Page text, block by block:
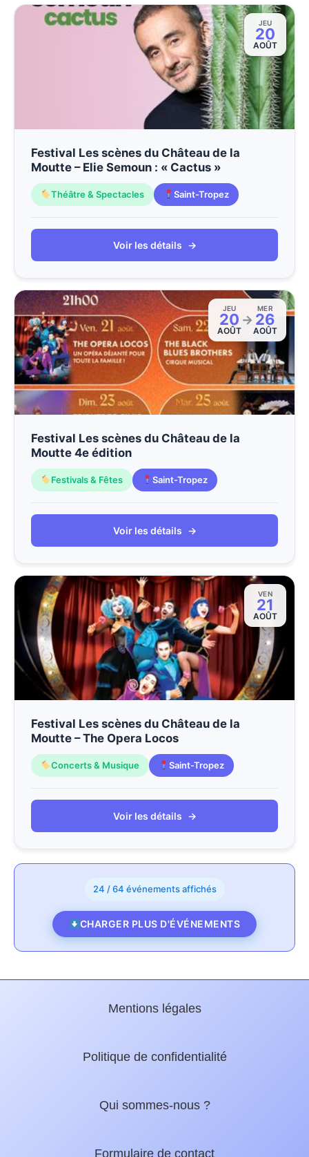
JEU
20
AOÛT
Festival Les scènes du Château de la
Moutte – Elie Semoun : « Cactus »
Théâtre & Spectacles Saint-Tropez
Voir les détails →
JEU
20
AOÛT
→
MER
26
AOÛT
Festival Les scènes du Château de la
Moutte 4e édition
Festivals & Fêtes Saint-Tropez
Voir les détails →
VEN
21
AOÛT
Festival Les scènes du Château de la
Moutte – The Opera Locos
Concerts & Musique Saint-Tropez
Voir les détails →
24 / 64 événements affichés
CHARGER PLUS D'ÉVÉNEMENTS
Mentions légales
Politique de confidentialité
Qui sommes-nous ?
Formulaire de contact